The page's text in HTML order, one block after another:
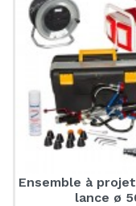
Ensemble à
lance ø